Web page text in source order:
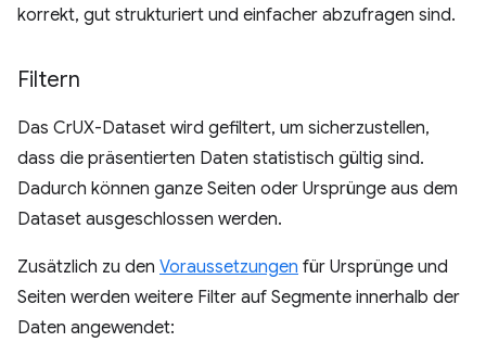
korrekt, gut strukturiert und einfacher abzufragen sind.
Filtern
Das CrUX-Dataset wird gefiltert, um sicherzustellen,
dass die präsentierten Daten statistisch gültig sind.
Dadurch können ganze Seiten oder Ursprünge aus dem
Dataset ausgeschlossen werden.
Zusätzlich zu den Voraussetzungen für Ursprünge und
Seiten werden weitere Filter auf Segmente innerhalb der
Daten angewendet: